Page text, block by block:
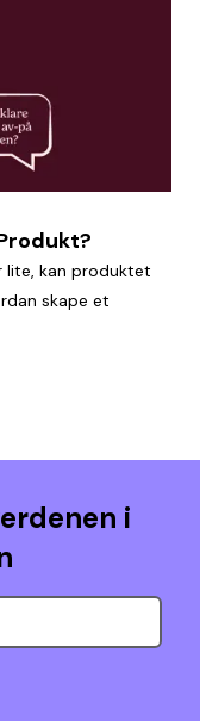
lite, kan produktet
skape et
i